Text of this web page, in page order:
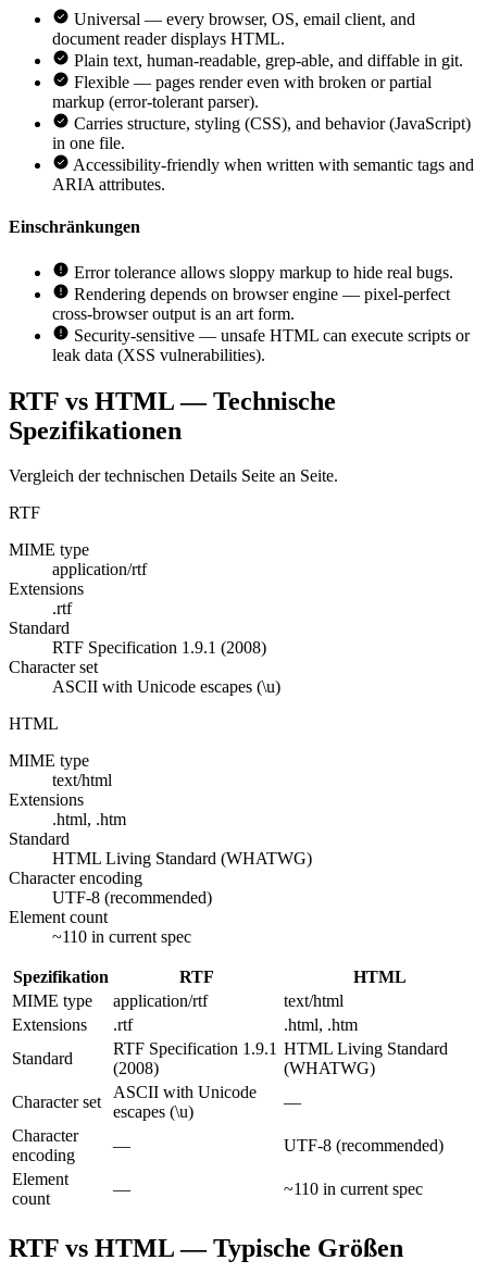
Universal — every browser, OS, email client, and
document reader displays HTML.
Plain text, human-readable, grep-able, and diffable in git.
Flexible — pages render even with broken or partial
markup (error-tolerant parser).
Carries structure, styling (CSS), and behavior (JavaScript)
in one file.
Accessibility-friendly when written with semantic tags and
ARIA attributes.
Einschränkungen
Error tolerance allows sloppy markup to hide real bugs.
Rendering depends on browser engine — pixel-perfect
cross-browser output is an art form.
Security-sensitive — unsafe HTML can execute scripts or
leak data (XSS vulnerabilities).
RTF vs HTML — Technische
Spezifikationen
Vergleich der technischen Details Seite an Seite.
RTF
MIME type
application/rtf
Extensions
.rtf
Standard
RTF Specification 1.9.1 (2008)
Character set
ASCII with Unicode escapes (\u)
HTML
MIME type
text/html
Extensions
.html, .htm
Standard
HTML Living Standard (WHATWG)
Character encoding
UTF-8 (recommended)
Element count
~110 in current spec
Spezifikation RTF
HTML
MIME type
application/rtf
text/html
Extensions
.rtf
.html, .htm
Standard
RTF Specification 1.9.1
(2008)
HTML Living Standard
(WHATWG)
Character set
ASCII with Unicode
escapes (\u)
—
Character
encoding
—
UTF-8 (recommended)
Element
count
— ~110 in current spec
RTF vs HTML — Typische Größen